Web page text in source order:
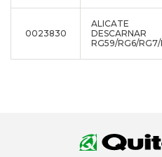
0023830
ALICATE
DESCARNAR
RG59/RG6/RG7/